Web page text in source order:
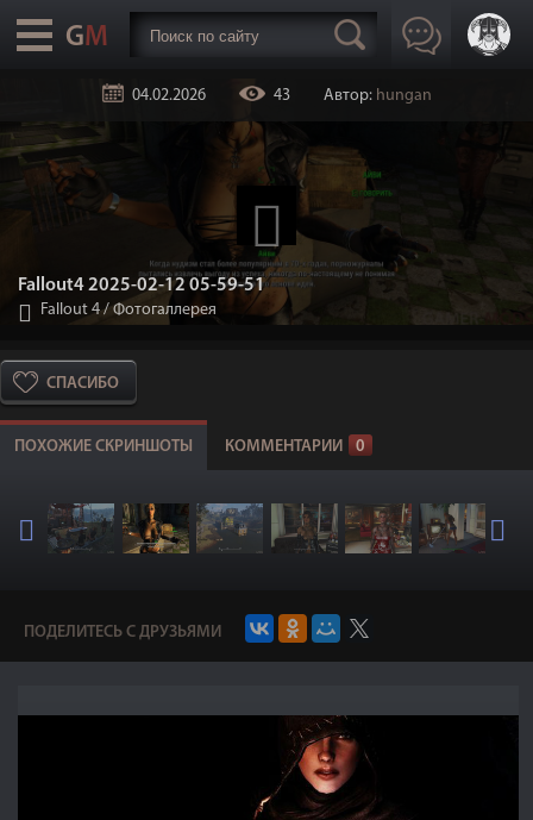
04.02.2026 43 Автор: hungan
Fallout4 2025-02-12 05-59-51
Fallout 4/Фотогаллерея
СПАСИБО
ПОХОЖИЕ СКРИНШОТЫ КОММЕНТАРИИ 0
ПОДЕЛИТЕСЬ С ДРУЗЬЯМИ